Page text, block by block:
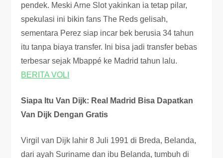
pendek. Meski Arne Slot yakinkan ia tetap pilar,
spekulasi ini bikin fans The Reds gelisah,
sementara Perez siap incar bek berusia 34 tahun
itu tanpa biaya transfer. Ini bisa jadi transfer bebas
terbesar sejak Mbappé ke Madrid tahun lalu.
BERITA VOLI
Siapa Itu Van Dijk: Real Madrid Bisa Dapatkan
Van Dijk Dengan Gratis
Virgil van Dijk lahir 8 Juli 1991 di Breda, Belanda,
dari ayah Suriname dan ibu Belanda, tumbuh di